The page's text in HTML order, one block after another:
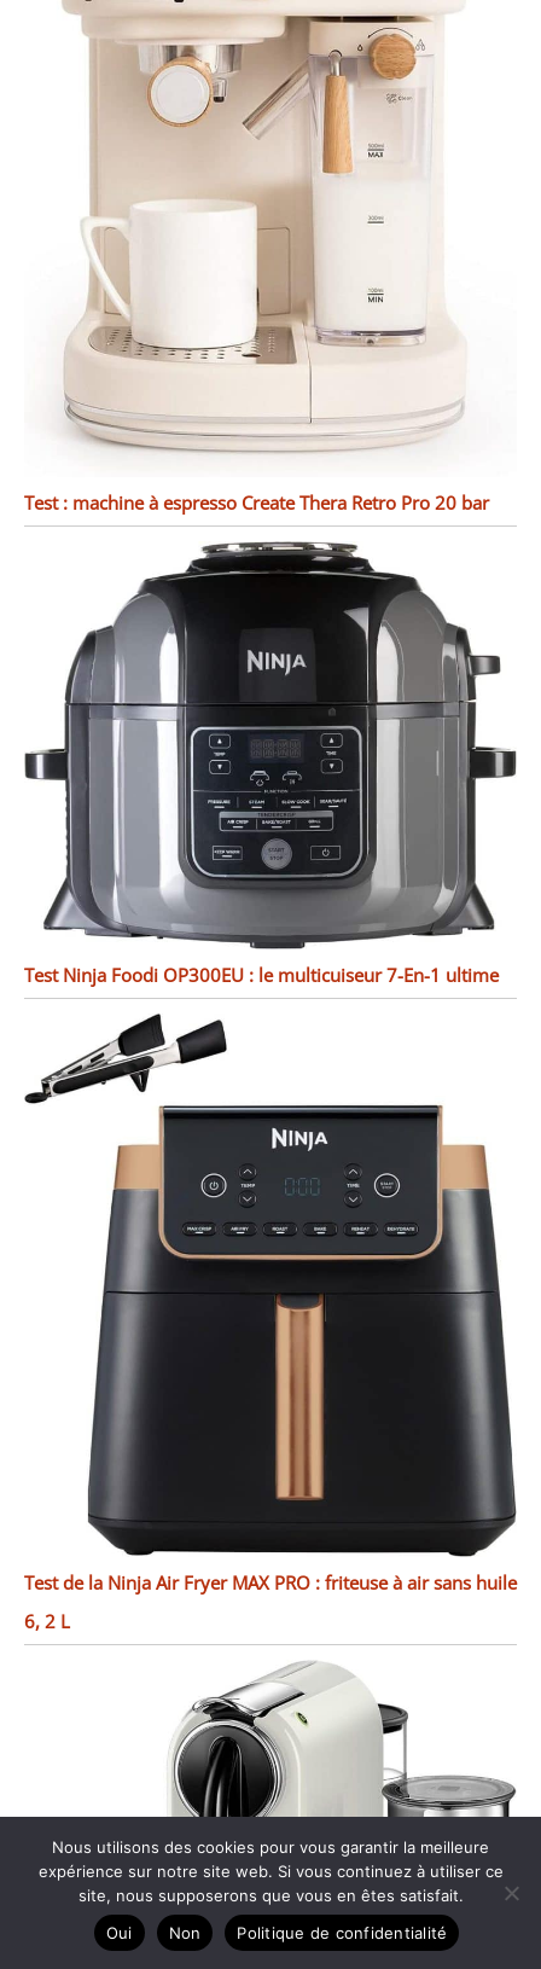
Test : machine à espresso Create Thera Retro Pro 20 bar
Test Ninja Foodi OP300EU : le multicuiseur 7-En-1 ultime
Test de la Ninja Air Fryer MAX PRO : friteuse à air sans huile
6, 2 L
Nous utilisons des cookies pour vous garantir la meilleure
expérience sur notre site web. Si vous continuez à utiliser ce
site, nous supposerons que vous en êtes satisfait.
Oui
Non Politique de confidentialité